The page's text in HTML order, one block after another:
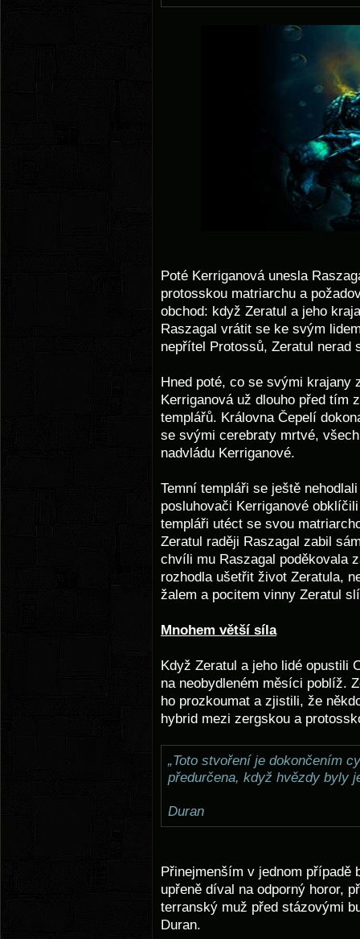
Poté Kerriganová unesla
protosskou matriarchu a
obchod: když Zeratul a jeho
Raszagal vrátit se ke svým
nepřítel Protossů, Zeratul nerad
Hned poté, co se svými krajany
Kerriganová už dlouho před tím
templářů. Královna Čepelí
se svými cerebraty mrtvé,
nadvládu Kerriganové.
Temní templáři se ještě
posluhovači Kerriganové
templáři utéct se svou
Zeratul raději Raszagal zabil
chvíli mu Raszagal poděkovala
rozhodla ušetřit život Zeratula,
žalem a pocitem vinny Zeratul
Mnohem větší síla
Když Zeratul a jeho lidé opustili
na neobydleném měsíci poblíž.
ho prozkoumat a zjistili, že
hybrid mezi zergskou a
„Toto stvoření je dokončením
předurčena, když hvězdy byly
Duran
Přinejmenším v jednom případě
upřeně díval na odporný horor,
terranský muž před stázovými
Duran.